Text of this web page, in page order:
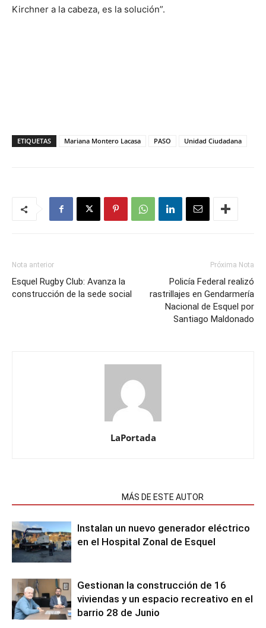
Kirchner a la cabeza, es la solución”.
ETIQUETAS Mariana Montero Lacasa PASO Unidad Ciudadana
Nota anterior
Esquel Rugby Club: Avanza la
construcción de la sede social
Próxima Nota
Policía Federal realizó
rastrillajes en Gendarmería
Nacional de Esquel por
Santiago Maldonado
LaPortada
MÁS DE ESTE AUTOR
Instalan un nuevo generador eléctrico
en el Hospital Zonal de Esquel
Gestionan la construcción de 16
viviendas y un espacio recreativo en el
barrio 28 de Junio